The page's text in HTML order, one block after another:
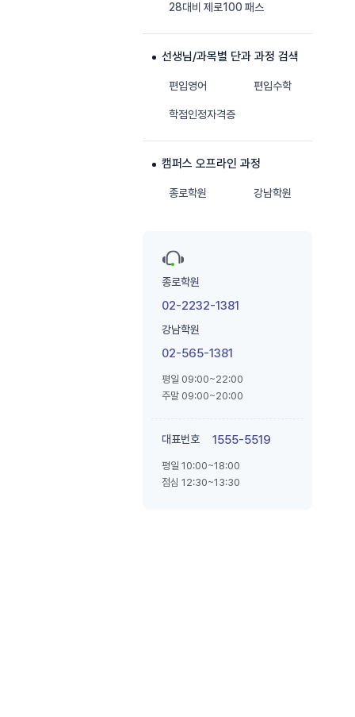
28대비 제로100 패스
선생님/과목별 단과 과정 검색
편입영어 편입수학
학점인정자격증
캠퍼스 오프라인 과정
종로학원 강남학원
종로학원
02-2232-1381
강남학원
02-565-1381
평일 09:00~22:00
주말 09:00~20:00
대표번호 1555-5519
평일 10:00~18:00
점심 12:30~13:30